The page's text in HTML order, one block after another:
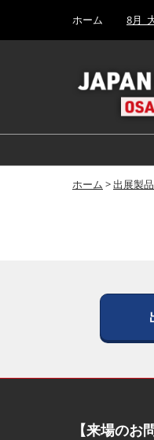
キ
し
to
ホーム 8月_
ホーム >出展製
【来場のお